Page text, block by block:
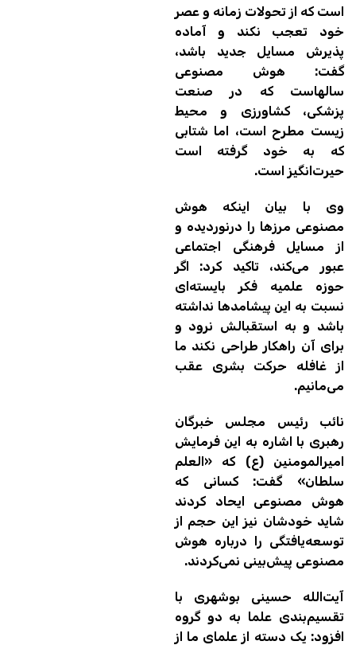
است که از تحولات زمانه و عصر
خود تعجب نکند و آماده
پذیرش مسایل جدید باشد،
گفت: هوش مصنوعی
سالهاست که در صنعت
پزشکی، کشاورزی و محیط
زیست مطرح است، اما شتابی
که به خود گرفته است
حیرت‌انگیز است.
وی با بیان اینکه هوش
مصنوعی مرزها را درنوردیده و
از مسایل فرهنگی اجتماعی
عبور می‌کند، تاکید کرد: اگر
حوزه علمیه فکر بایسته‌ای
نسبت به این‌ پیشامدها نداشته
باشد و به استقبالش نرود و
برای آن راهکار طراحی نکند ما
از غافله حرکت بشری عقب
می‌مانیم.
نائب رئیس مجلس خبرگان
رهبری با اشاره به این فرمایش
امیرالمومنین (ع) که «العلم
سلطان» گفت: کسانی که
هوش مصنوعی ایحاد کردند
شاید خودشان نیز این حجم از
توسعه‌یافتگی را درباره هوش
مصنوعی پیش‌بینی نمی‌کردند.
آیت‌الله حسینی بوشهری با
تقسیم‌بندی علما به دو گروه
افزود: یک دسته از علمای ما از